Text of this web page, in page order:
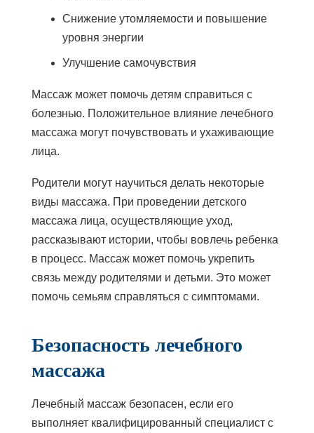
Снижение утомляемости и повышение
уровня энергии
Улучшение самочувствия
Массаж может помочь детям справиться с
болезнью. Положительное влияние лечебного
массажа могут почувствовать и ухаживающие
лица.
Родители могут научиться делать некоторые
виды массажа. При проведении детского
массажа лица, осуществляющие уход,
рассказывают истории, чтобы вовлечь ребенка
в процесс. Массаж может помочь укрепить
связь между родителями и детьми. Это может
помочь семьям справляться с симптомами.
Безопасность лечебного
массажа
Лечебный массаж безопасен, если его
выполняет квалифицированный специалист с